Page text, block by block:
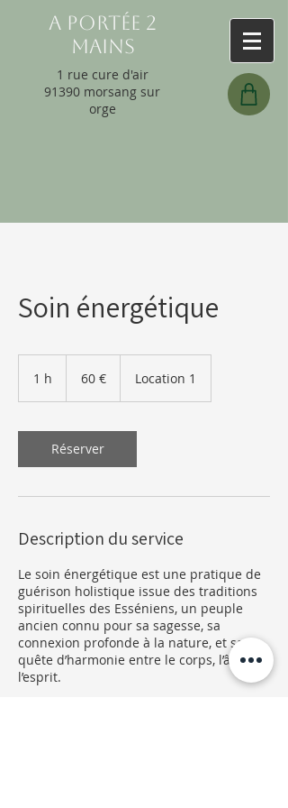
A portée 2
mains
1 rue cure d'air
91390 morsang sur
orge
Soin énergétique
1 h 60 € Location 1
Réserver
Description du service
Le soin énergétique est une pratique de
guérison holistique issue des traditions
spirituelles des Esséniens, un peuple
ancien connu pour sa sagesse, sa
connexion profonde à la nature, et sa
quête d’harmonie entre le corps, l’âme et
l’esprit.